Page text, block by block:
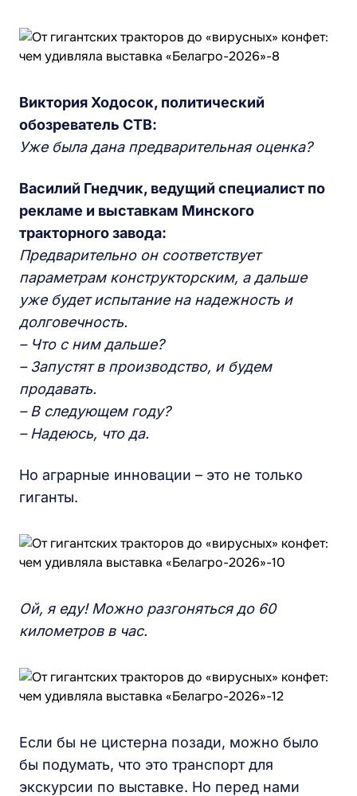
Виктория Ходосок, политический
обозреватель СТВ:
Уже была дана предварительная оценка?
Василий Гнедчик, ведущий специалист по
рекламе и выставкам Минского
тракторного завода:
Предварительно он соответствует
параметрам конструкторским, а дальше
уже будет испытание на надежность и
долговечность.
– Что с ним дальше?
– Запустят в производство, и будем
продавать.
– В следующем году?
– Надеюсь, что да.
Но аграрные инновации – это не только
гиганты.
Ой, я еду! Можно разгоняться до 60
километров в час.
Если бы не цистерна позади, можно было
бы подумать, что это транспорт для
экскурсии по выставке. Но перед нами